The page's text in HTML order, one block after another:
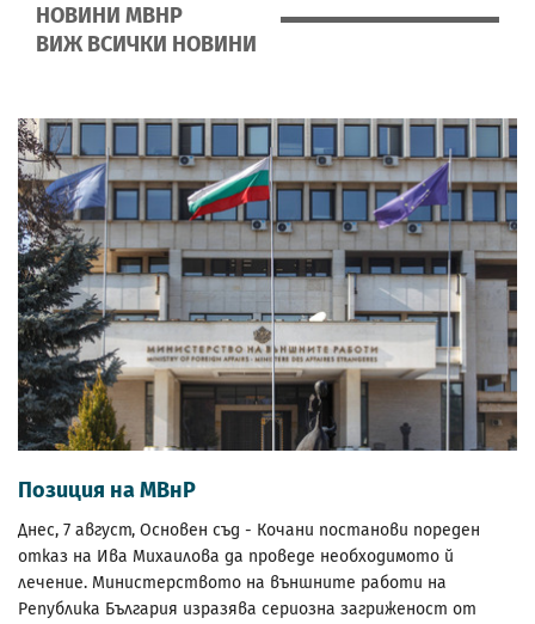
НОВИНИ МВНР
ВИЖ ВСИЧКИ НОВИНИ
Позиция на МВнР
Днес, 7 август, Основен съд - Кочани постанови пореден
отказ на Ива Михаилова да проведе необходимото й
лечение. Министерството на външните работи на
Република България изразява сериозна загриженост от